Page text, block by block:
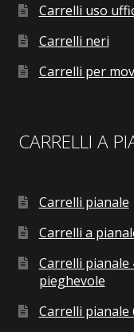
Carrelli uso
Carrelli neri
Carrelli per
CARRELLI A
Carrelli pianale
Carrelli a
Carrelli pianale
pieghevole
Carrelli pianale